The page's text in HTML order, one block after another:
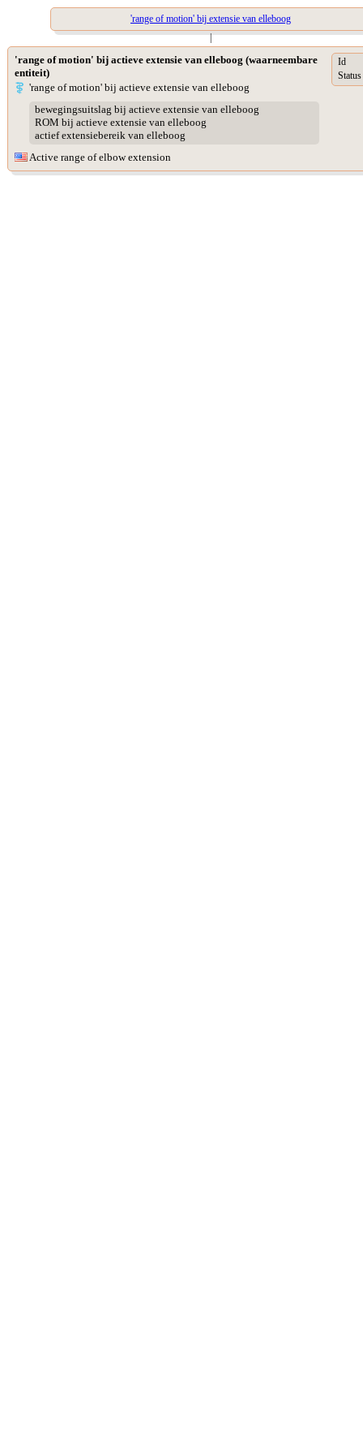
'range of motion' bij extensie van elleboog
|
'range of motion' bij actieve extensie van elleboog (waarneembare
entiteit)
'range of motion' bij actieve extensie van elleboog
bewegingsuitslag bij actieve extensie van elleboog
ROM bij actieve extensie van elleboog
actief extensiebereik van elleboog
Active range of elbow extension
Id
Status